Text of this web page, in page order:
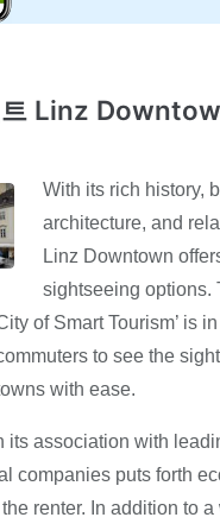
트 Linz
With its rich history,
architecture, and
Linz Downtown
sightseeing options.
of Smart Tourism’ is
to see the
with ease.
its association with
companies puts forth
renter. In addition to